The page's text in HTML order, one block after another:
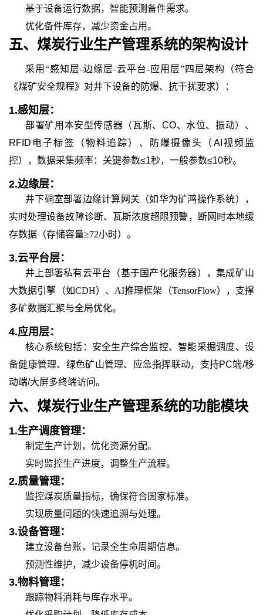
基于设备运行数据，智能预测备件需求。
优化备件库存，减少资金占用。
五、 煤炭行业生产管理系统的架构设计
采用“感知层-边缘层-云平台-应用层”四层架构（符合
《煤矿安全规程》对井下设备的防爆、抗干扰要求）：
1.感知层：
部署矿用本安型传感器（瓦斯、 CO、水位、振动）、
RFID电子标签（物料追踪）、防爆摄像头（AI视频监
控），数据采集频率：关键参数≤1秒，一般参数≤10秒。
2.边缘层：
井下硐室部署边缘计算网关（如华为矿鸿操作系统），
实时处理设备故障诊断、瓦斯浓度超限预警，断网时本地缓
存数据（存储容量≥72小时）。
3.云平台层：
井上部署私有云平台（基于国产化服务器），集成矿山
大数据引擎（如CDH）、AI推理框架（TensorFlow），支撑
多矿数据汇聚与全局优化。
4.应用层：
核心系统包括：安全生产综合监控、智能采掘调度、设
备健康管理、绿色矿山管理、应急指挥联动，支持PC端/移
动端/大屏多终端访问。
六、 煤炭行业生产管理系统的功能模块
1.生产调度管理：
制定生产计划，优化资源分配。
实时监控生产进度，调整生产流程。
2.质量管理：
监控煤炭质量指标，确保符合国家标准。
实现质量问题的快速追溯与处理。
3.设备管理：
建立设备台账，记录全生命周期信息。
预测性维护，减少设备停机时间。
3.物料管理：
跟踪物料消耗与库存水平。